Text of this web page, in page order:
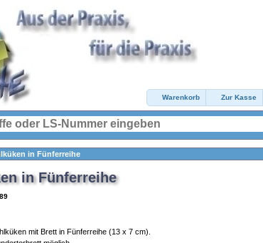
Warenkorb Zur Kasse
in Fünferreihe
in Fünferreihe
mit Brett in Fünferreihe (13 x 7 cm).